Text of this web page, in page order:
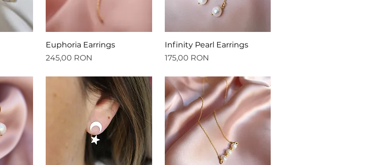
Afișare rapidă
Euphoria Earrings
Preț
245,00 RON
Afișare rapidă
Infinity Pearl Earrings
Preț
175,00 RON